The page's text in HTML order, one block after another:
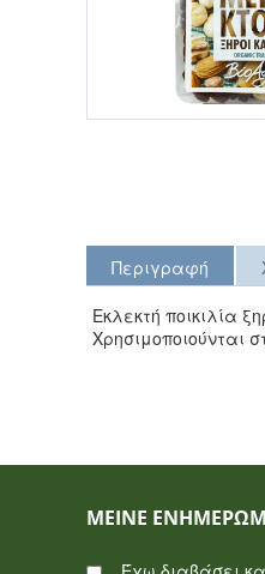
Περιγραφή
Εκλεκτή ποικιλία
Χρησιμοποιούνται
ΜΕΊΝΕ